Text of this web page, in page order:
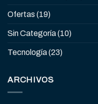
Ofertas (19)
Sin Categoría(10)
Tecnología(23)
ARCHIVOS